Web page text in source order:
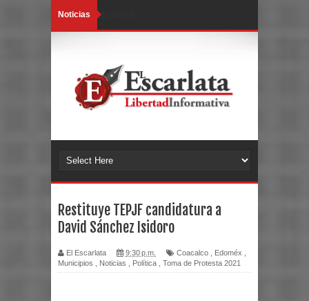
Noticias
Restituye TEPJF candidatura a
David Sánchez Isidoro
El Escarlata 9:30 p.m. Coacalco Edoméx
Municipios
Noticias Política Toma de Protesta 2021